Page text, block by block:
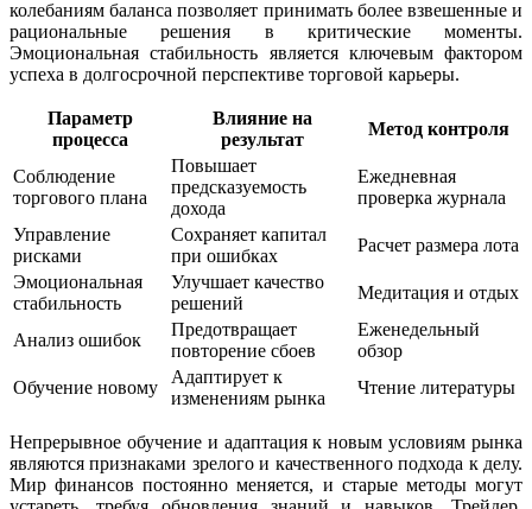
колебаниям баланса позволяет принимать более взвешенные и
рациональные решения в критические моменты.
Эмоциональная стабильность является ключевым фактором
успеха в долгосрочной перспективе торговой карьеры.
Параметр
процесса
Влияние на
результат
Метод контроля
Соблюдение
торгового плана
Повышает
предсказуемость
дохода
Ежедневная
проверка журнала
Управление
рисками
Сохраняет капитал
при ошибках
Расчет размера лота
Эмоциональная
стабильность
Улучшает качество
решений
Медитация и отдых
Анализ ошибок
Предотвращает
повторение сбоев
Еженедельный
обзор
Обучение новому
Адаптирует к
изменениям рынка
Чтение литературы
Непрерывное обучение и адаптация к новым условиям рынка
являются признаками зрелого и качественного подхода к делу.
Мир финансов постоянно меняется, и старые методы могут